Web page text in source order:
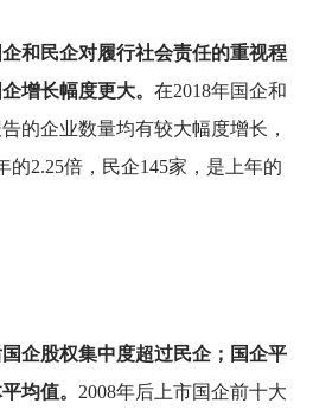
和民企对履行社会责任的重视程
增长幅度更大。 在2018年国企和
的企业数量均有较大幅度增长，
的2.25倍，民企145家，是上年的
企股权集中度超过民企；国企平
均值。 2008年后上市国企前十大